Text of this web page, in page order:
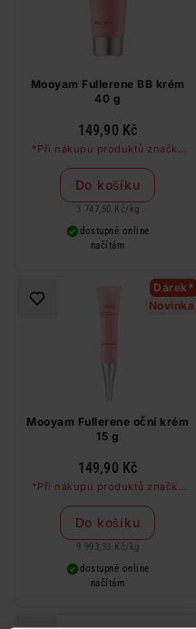
Mooyam Fullerene BB krém
40 g
149,90 Kč
*Při nákupu produktů značky
kolagenovou masku zdarma
Do košíku
3 747,50 Kč/ kg
dostupné online
načítám
Dárek*
Novinka
Mooyam Fullerene oční krém
15 g
149,90 Kč
*Při nákupu produktů značky
kolagenovou masku zdarma
Do košíku
9 993,33 Kč/ kg
dostupné online
načítám